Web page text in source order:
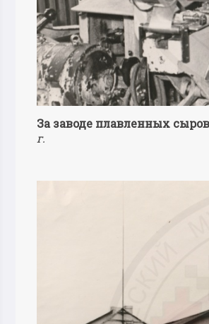
За заводе плавленных
г.